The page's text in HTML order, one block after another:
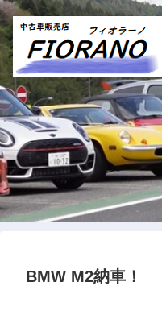
BMW M2納車！